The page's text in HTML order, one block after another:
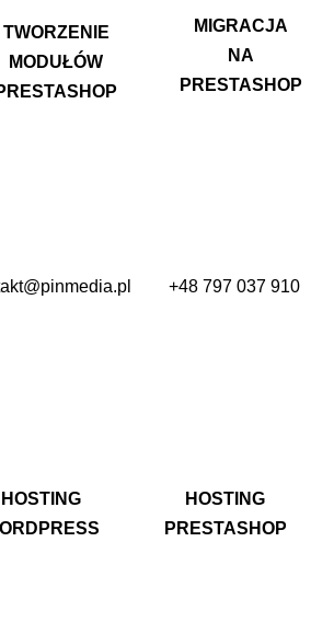
TWORZENIE
MODUŁÓW
MIGRACJA
NA
PRESTASHOP
+48 797 037 910
HOSTING
HOSTING
PRESTASHOP